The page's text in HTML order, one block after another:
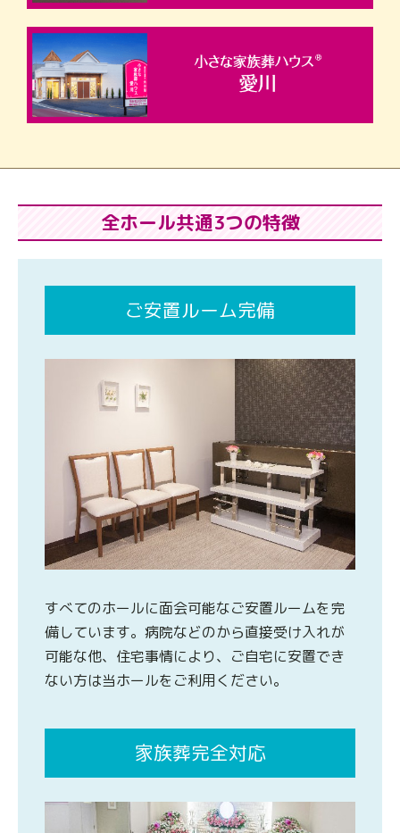
全ホール共通3つの特徴
ご安置ルーム完備
すべてのホールに面会可能なご安置ルームを完
備しています。病院などのから直接受け入れが
可能な他、住宅事情により、ご自宅に安置でき
ない方は当ホールをご利用ください。
家族葬完全対応